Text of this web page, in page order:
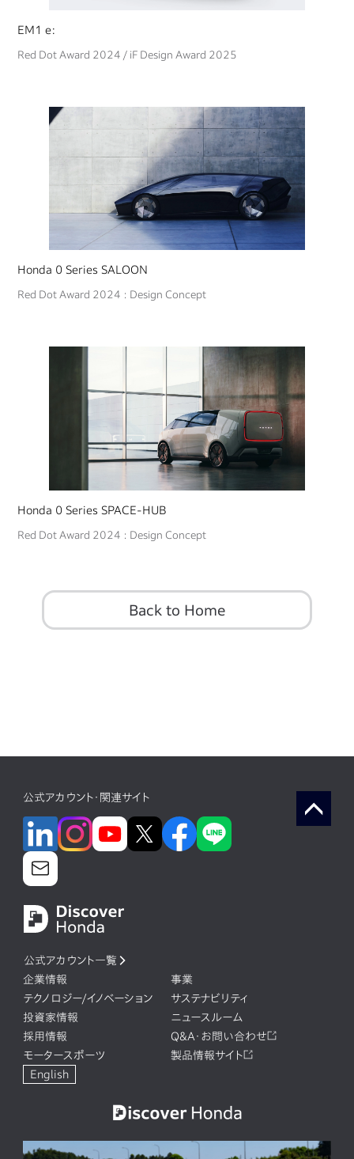
EM1 e:
Red Dot Award 2024 / iF Design Award 2025
Honda 0 Series SALOON
Red Dot Award 2024 : Design Concept
Honda 0 Series SPACE-HUB
Red Dot Award 2024 : Design Concept
Back to Home
公式アカウント・関連サイト
公式アカウント一覧
企業情報
事業
テクノロジー/イノベーション
サステナビリティ
投資家情報
ニュースルーム
採用情報
Q&A・お問い合わせ
モータースポーツ
製品情報サイト
English